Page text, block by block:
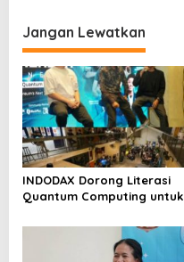
Metro Bekasi Kota
Jangan Lewatkan
INDODAX Dorong Literasi
Quantum Computing untuk
Blockchain